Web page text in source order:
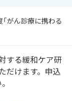
がん診療に携わる
する緩和ケア研
だけます。申込